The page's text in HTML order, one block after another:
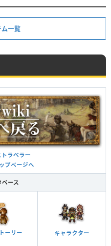
ム一覧
ラベラー
プページへ
ース
ーリー キャラクター